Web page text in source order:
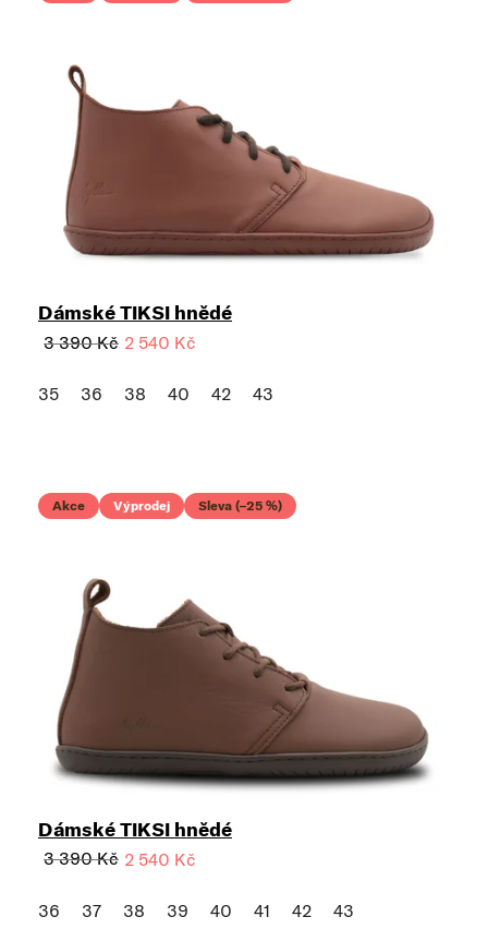
Dámské TIKSI hnědé
3 390 Kč 2 540 Kč
35 36 38 40 42 43
Akce Výprodej Sleva (–25 %)
Dámské TIKSI hnědé
3 390 Kč 2 540 Kč
36 37 38 39 40 41 42 43